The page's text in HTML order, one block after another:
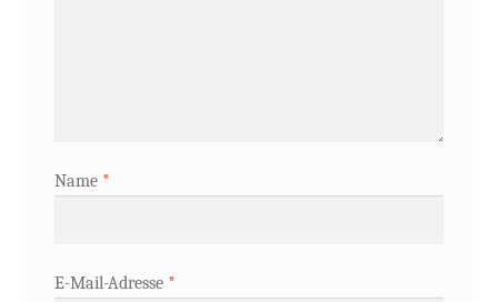
Name *
E-Mail-Adresse *